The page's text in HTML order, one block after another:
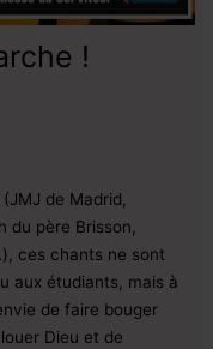
!
de Madrid,
du père Brisson,
ces chants ne sont
aux étudiants, mais à
de faire bouger
Dieu et de